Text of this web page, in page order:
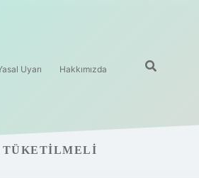
Uyarı Hakkımızda
TÜKETILMELI